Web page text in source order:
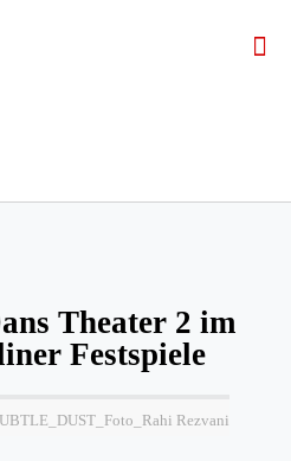
Theater 2 im
Festspiele
Rezvani